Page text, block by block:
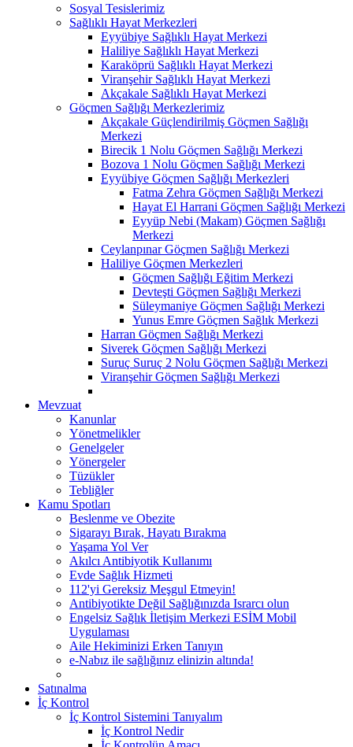
Sosyal Tesislerimiz
Sağlıklı Hayat Merkezleri
Eyyübiye Sağlıklı Hayat Merkezi
Haliliye Sağlıklı Hayat Merkezi
Karaköprü Sağlıklı Hayat Merkezi
Viranşehir Sağlıklı Hayat Merkezi
Akçakale Sağlıklı Hayat Merkezi
Göçmen Sağlığı Merkezlerimiz
Akçakale Güçlendirilmiş Göçmen Sağlığı
Merkezi
Birecik 1 Nolu Göçmen Sağlığı Merkezi
Bozova 1 Nolu Göçmen Sağlığı Merkezi
Eyyübiye Göçmen Sağlığı Merkezleri
Fatma Zehra Göçmen Sağlığı Merkezi
Hayat El Harrani Göçmen Sağlığı Merkezi
Eyyüp Nebi (Makam) Göçmen Sağlığı
Merkezi
Ceylanpınar Göçmen Sağlığı Merkezi
Haliliye Göçmen Merkezleri
Göçmen Sağlığı Eğitim Merkezi
Devteşti Göçmen Sağlığı Merkezi
Süleymaniye Göçmen Sağlığı Merkezi
Yunus Emre Göçmen Sağlık Merkezi
Harran Göçmen Sağlığı Merkezi
Siverek Göçmen Sağlığı Merkezi
Suruç Suruç 2 Nolu Göçmen Sağlığı Merkezi
Viranşehir Göçmen Sağlığı Merkezi
Mevzuat
Kanunlar
Yönetmelikler
Genelgeler
Yönergeler
Tüzükler
Tebliğler
Kamu Spotları
Beslenme ve Obezite
Sigarayı Bırak, Hayatı Bırakma
Yaşama Yol Ver
Akılcı Antibiyotik Kullanımı
Evde Sağlık Hizmeti
112'yi Gereksiz Meşgul Etmeyin!
Antibiyotikte Değil Sağlığınızda Israrcı olun
Engelsiz Sağlık İletişim Merkezi ESİM Mobil
Uygulaması
Aile Hekiminizi Erken Tanıyın
e-Nabız ile sağlığınız elinizin altında!
Satınalma
İç Kontrol
İç Kontrol Sistemini Tanıyalım
İç Kontrol Nedir